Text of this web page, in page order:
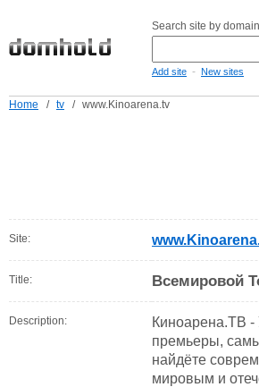
Search site by
Add site - New sites
Home / tv / www.Kinoarena.tv
Site:
Title: Всемировой
Description:
Киноарена.ТВ -
премьеры,
найдёте
мировым и